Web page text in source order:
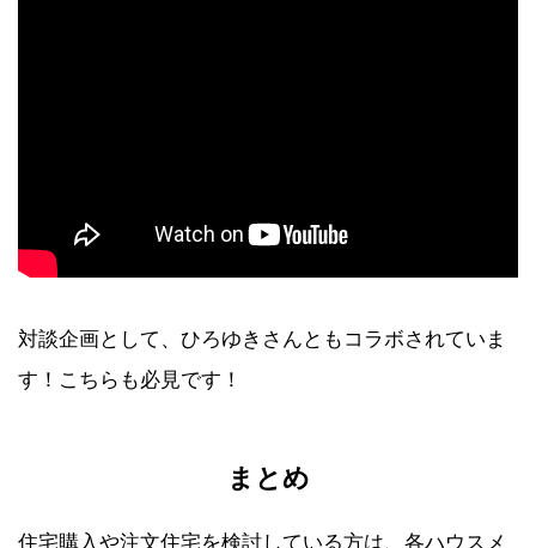
対談企画として、ひろゆきさんともコラボされていま
す！こちらも必見です！
まとめ
住宅購入や注文住宅を検討している方は、各ハウスメ